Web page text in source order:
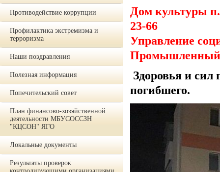
Противодействие коррупции
Профилактика экстремизма и
терроризма
Наши поздравления
Полезная информация
Попечительский совет
План финансово-хозяйственной
деятельности МБУСОССЗН
"КЦСОН" ЯГО
Локальные документы
Результаты проверок
Дом культуры
23-66
Управление
Здоровья и
погибшего.